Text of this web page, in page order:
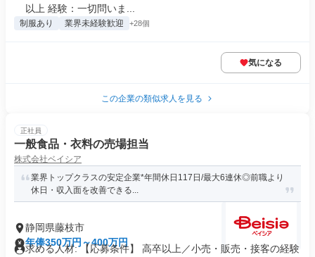
以上 経験：一切問いま...
制服あり 業界未経験歓迎 +28個
気になる
この企業の類似求人を見る
正社員
一般食品・衣料の売場担当
株式会社ベイシア
業界トップクラスの安定企業*年間休日117日/最大6連休◎前職より
休日・収入面を改善できる...
静岡県藤枝市
年俸350万円～400万円
求める人材: 【応募条件】 高卒以上／小売・販売・接客の経験